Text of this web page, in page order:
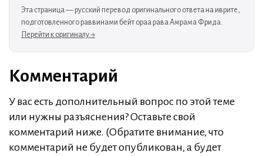
Эта страница — русский перевод оригинального ответа на иврите,
подготовленного раввинами бейт ораа рава Амрама Фрида.
Перейти к оригиналу →
Комментарий
У вас есть дополнительный вопрос по этой теме
или нужны разъяснения? Оставьте свой
комментарий ниже. (Обратите внимание, что
комментарий не будет опубликован, а будет